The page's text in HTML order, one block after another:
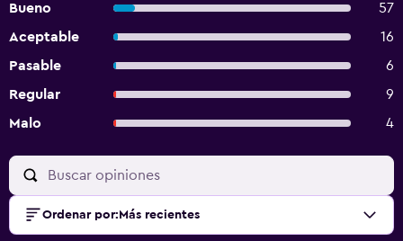
Bueno
57
Aceptable
16
Pasable
6
Regular
9
Malo
4
Ordenar por: Más recientes